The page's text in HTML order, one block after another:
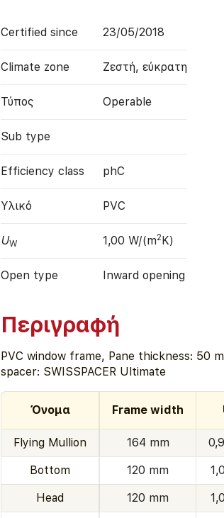
Certified since 23/05/2018
Climate zone Ζεστή, εύκρατη
Τύπος Operable
Sub type
Efficiency class phC
Υλικό PVC
UW 1,00 W/(m2K)
Open type Inward opening
Περιγραφή
PVC window frame, Pane thickness: 50
spacer: SWISSPACER Ultimate
Όνομα Frame width
Flying Mullion 164 mm
Bottom 120 mm
Head 120 mm